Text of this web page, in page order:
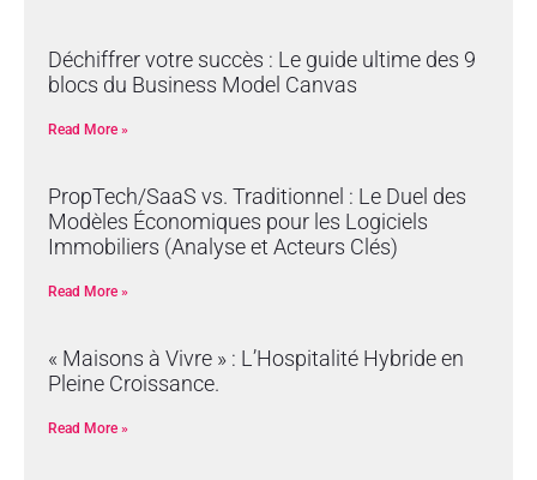
Déchiffrer votre succès : Le guide ultime des 9
blocs du Business Model Canvas
Read More »
PropTech/SaaS vs. Traditionnel : Le Duel des
Modèles Économiques pour les Logiciels
Immobiliers (Analyse et Acteurs Clés)
Read More »
« Maisons à Vivre » : L’Hospitalité Hybride en
Pleine Croissance.
Read More »